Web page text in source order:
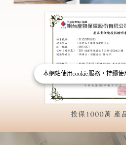
本網站使用cookie服務，持續使